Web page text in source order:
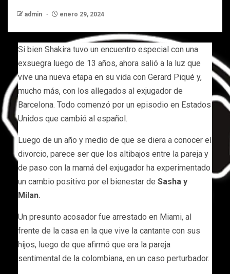
admin enero 29, 2024
Si bien Shakira tuvo un encuentro especial con una
exsuegra luego de 13 años, ahora salió a la luz que
vive una nueva etapa en su vida con Gerard Piqué y,
mucho más, con los allegados al exjugador de
Barcelona. Todo comenzó por un episodio en Estados
Unidos que cambió al español.
Luego de un año y medio de que se diera a conocer el
divorcio, parece ser que los altibajos entre la pareja y
de paso con la mamá del exjugador ha experimentado
un cambio positivo por el bienestar de Sasha y
Milan.
Un presunto acosador fue arrestado en Miami, al
frente de la casa en la que vive la cantante con sus
hijos, luego de que afirmó que era la pareja
sentimental de la colombiana, en un caso perturbador.